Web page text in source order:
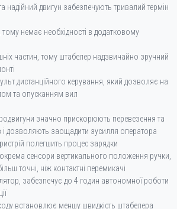
надійний двигун забезпечують тривалий термін
тому немає необхідності в додатковому
частин, тому штабелер надзвичайно зручний
дистанційного керування, який дозволяє на
та опусканням вил
значно прискорюють перевезення та
дозволяють заощадити зусилля оператора
полегшить процес зарядки
сенсори вертикального положення ручки,
точні, ніж контактні перемикачі
забезпечує до 4 годин автономної роботи
встановлює меншу швидкість штабелера